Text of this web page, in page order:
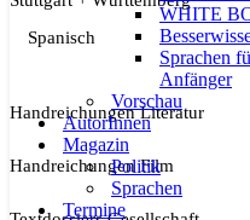
WHITE
Sprachen
Anfänger
Vorschau
AutorInnen
Magazin
Politik
Sprachen
Termine
Spanisch
Handreichungen Literatur
Handreichungen Film